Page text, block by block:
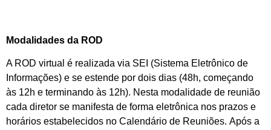
Modalidades da ROD
A ROD virtual é realizada via SEI (Sistema Eletrônico de
Informações) e se estende por dois dias (48h, começando
às 12h e terminando às 12h). Nesta modalidade de reunião
cada diretor se manifesta de forma eletrônica nos prazos e
horários estabelecidos no Calendário de Reuniões. Após a